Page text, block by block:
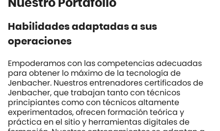
Nuestro Portafolio
Habilidades adaptadas a sus
operaciones
Empoderamos con las competencias adecuadas
para obtener lo máximo de la tecnología de
Jenbacher. Nuestros entrenadores certificados de
Jenbacher, que trabajan tanto con técnicos
principiantes como con técnicos altamente
experimentados, ofrecen formación teórica y
práctica en el sitio y herramientas digitales de